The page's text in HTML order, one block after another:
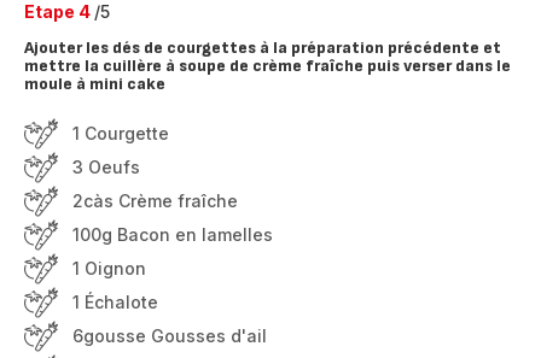
Etape 4 /5
Ajouter les dés de courgettes à la préparation précédente et
mettre la cuillère à soupe de crème fraîche puis verser dans le
moule à mini cake
1 Courgette
3 Oeufs
2càs Crème fraîche
100g Bacon en lamelles
1 Oignon
1 Échalote
6gousse Gousses d'ail